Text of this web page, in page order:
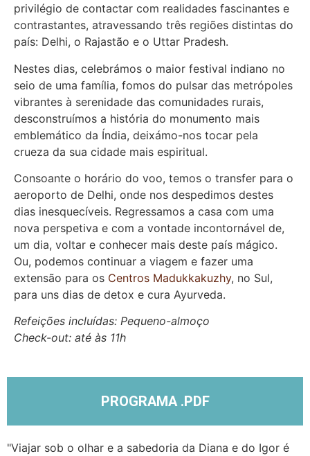
privilégio de contactar com realidades fascinantes e
contrastantes, atravessando três regiões distintas do
país: Delhi, o Rajastão e o Uttar Pradesh.
Nestes dias, celebrámos o maior festival indiano no
seio de uma família, fomos do pulsar das metrópoles
vibrantes à serenidade das comunidades rurais,
desconstruímos a história do monumento mais
emblemático da Índia, deixámo-nos tocar pela
crueza da sua cidade mais espiritual.
Consoante o horário do voo, temos o transfer para o
aeroporto de Delhi, onde nos despedimos destes
dias inesquecíveis. Regressamos a casa com uma
nova perspetiva e com a vontade incontornável de,
um dia, voltar e conhecer mais deste país mágico.
Ou, podemos continuar a viagem e fazer uma
extensão para os Centros Madukkakuzhy, no Sul,
para uns dias de detox e cura Ayurveda.
Refeições incluídas: Pequeno-almoço
Check-out: até às 11h
PROGRAMA .PDF
"Viajar sob o olhar e a sabedoria da Diana e do Igor é